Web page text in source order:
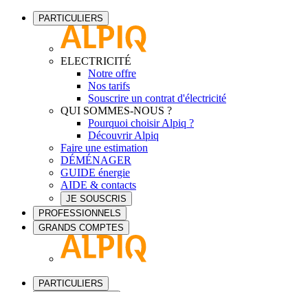
PARTICULIERS
ELECTRICITÉ
Notre offre
Nos tarifs
Souscrire un contrat d'électricité
QUI SOMMES-NOUS ?
Pourquoi choisir Alpiq ?
Découvrir Alpiq
Faire une estimation
DÉMÉNAGER
GUIDE énergie
AIDE & contacts
JE SOUSCRIS
PROFESSIONNELS
GRANDS COMPTES
PARTICULIERS